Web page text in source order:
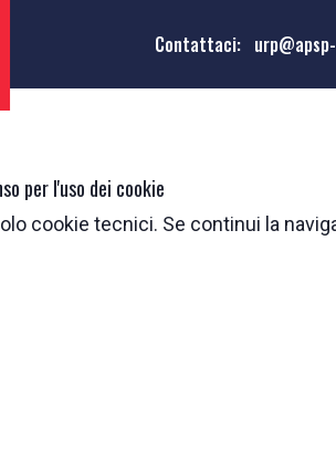
Contattaci:
per l'uso dei cookie
cookie tecnici. Se continui la